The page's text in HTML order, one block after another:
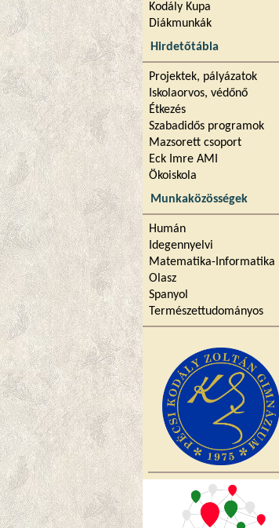
Kodály Kupa
Diákmunkák
Hirdetőtábla
Projektek, pályázatok
Iskolaorvos, védőnő
Étkezés
Szabadidős programok
Mazsorett csoport
Eck Imre AMI
Ökoiskola
Munkaközösségek
Humán
Idegennyelvi
Matematika-Informatika
Olasz
Spanyol
Természettudományos